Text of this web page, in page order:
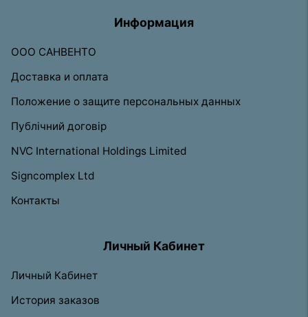
Информация
ООО САНВЕНТО
Доставка и оплата
Положение о защите персональных данных
Публічний договір
NVC International Holdings Limited
Signcomplex Ltd
Контакты
Личный Кабинет
Личный Кабинет
История заказов